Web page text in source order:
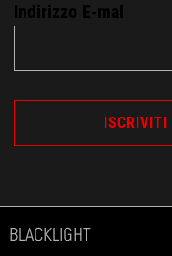
Indirizzo E-mal
BLACKLIGHT